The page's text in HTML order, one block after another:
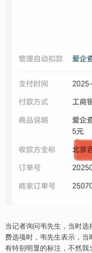
当记者询问韦先生，当时选
费选项时，韦先生表示，
有特别明显的标注，不然我